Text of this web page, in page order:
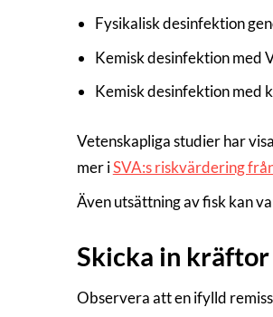
Fysikalisk desinfektion
Kemisk desinfektion med
Kemisk desinfektion med
Vetenskapliga studier har
mer iSVA:s riskvärdering
Även utsättning av fisk kan
Skicka in
Observera att en ifylld